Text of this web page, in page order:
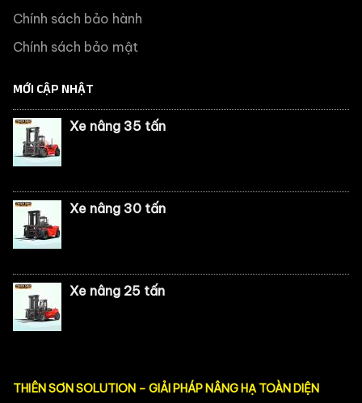
Chính sách bảo hành
Chính sách bảo mật
MỚI CẬP NHẬT
Xe nâng 35 tấn
Xe nâng 30 tấn
Xe nâng 25 tấn
THIÊN SƠN SOLUTION – GIẢI PHÁP NÂNG HẠ TOÀN DIỆN